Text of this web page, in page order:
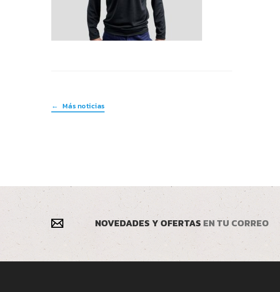
← Más noticias
NOVEDADES Y OFERTAS EN TU CORREO